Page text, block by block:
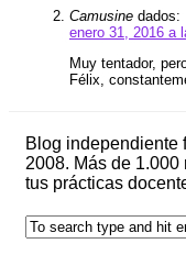
Camusine dados:
enero 31, 2016 a
Muy tentador,
Félix,
Blog independiente
2008. Más de 1.000
tus prácticas